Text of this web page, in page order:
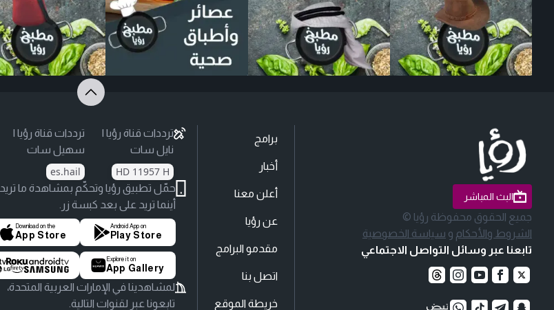
البث المباشر
جميع الحقوق محفوظة رؤيا ©
الشروط والأحكام و سياسة الخصوصية
تابعنا عبر وسائل التواصل الاجتماعي
برامج
أخبار
أعلن معنا
عن رؤيا
مقدمو البرامج
اتصل بنا
خريطة الموقع
ترددات قناة رؤيا |
نايل سات
HD 11957 H
ترددات قناة رؤيا |
سهيل سات
es.hail
حمّل تطبيق رؤيا وتحكّم بمشاهدة ما تريد
أينما تريد على بعد كبسة زر.
Android App on
Play Store
Download on the
App Store
Explore it on
App Gallery
لمشاهدينا في الإمارات العربية المتحدة،
تابعونا عبر لقنوات التالية.